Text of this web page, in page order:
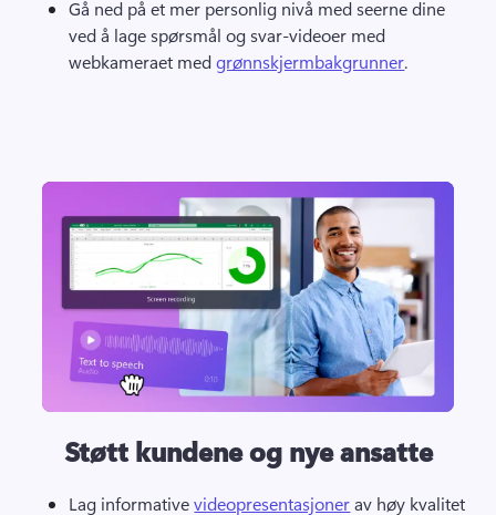
Gå ned på et mer personlig nivå med seerne dine
ved å lage spørsmål og svar-videoer med
webkameraet med grønnskjermbakgrunner.
Støtt kundene og nye ansatte
Lag informative videopresentasjoner av høy kvalitet